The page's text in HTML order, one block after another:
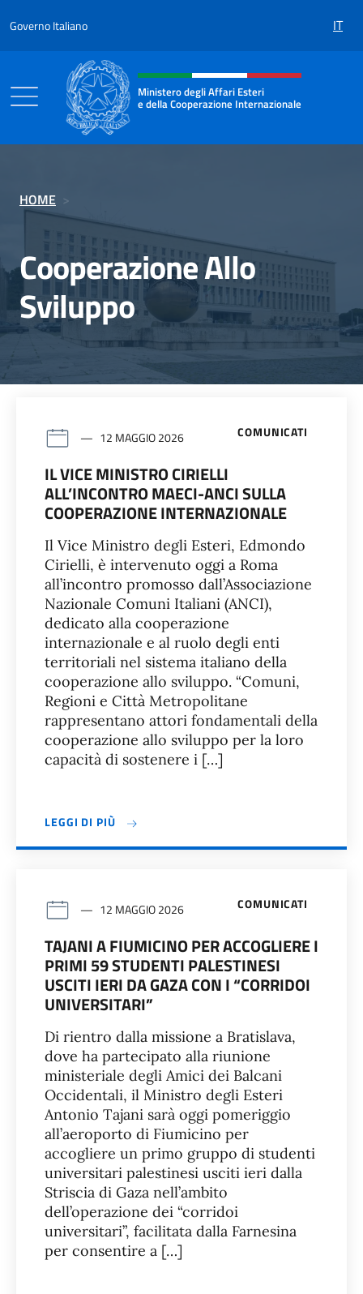
Governo Italiano IT
Intestazione sito, social e menù
Ministero degli Affari Esteri
e della Cooperazione Internazionale
HOME >
Cooperazione Allo
Sviluppo
COMUNICATI
12 MAGGIO 2026
IL VICE MINISTRO CIRIELLI
ALL’INCONTRO MAECI-ANCI SULLA
COOPERAZIONE INTERNAZIONALE
Il Vice Ministro degli Esteri, Edmondo
Cirielli, è intervenuto oggi a Roma
all’incontro promosso dall’Associazione
Nazionale Comuni Italiani (ANCI),
dedicato alla cooperazione
internazionale e al ruolo degli enti
territoriali nel sistema italiano della
cooperazione allo sviluppo. “Comuni,
Regioni e Città Metropolitane
rappresentano attori fondamentali della
cooperazione allo sviluppo per la loro
capacità di sostenere i […]
LEGGI DI PIÙ
COMUNICATI
12 MAGGIO 2026
TAJANI A FIUMICINO PER ACCOGLIERE I
PRIMI 59 STUDENTI PALESTINESI
USCITI IERI DA GAZA CON I “CORRIDOI
UNIVERSITARI”
Di rientro dalla missione a Bratislava,
dove ha partecipato alla riunione
ministeriale degli Amici dei Balcani
Occidentali, il Ministro degli Esteri
Antonio Tajani sarà oggi pomeriggio
all’aeroporto di Fiumicino per
accogliere un primo gruppo di studenti
universitari palestinesi usciti ieri dalla
Striscia di Gaza nell’ambito
dell’operazione dei “corridoi
universitari”, facilitata dalla Farnesina
per consentire a […]